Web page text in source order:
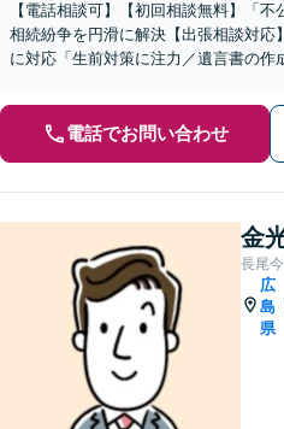
【電話相談可】【初回相談無料】「
相続紛争を円滑に解決【出張相談対応
に対応「生前対策に注力／遺言書の作
電話でお問い合わせ
金
長尾
広
島
県